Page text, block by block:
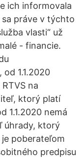
ich informovala
práve v týchto
vlasti“ už
- financie.
1.1.2020
na
ktorý platí
1.1.2020 nemá
úhrady, ktorý
poberateľom
predpisu